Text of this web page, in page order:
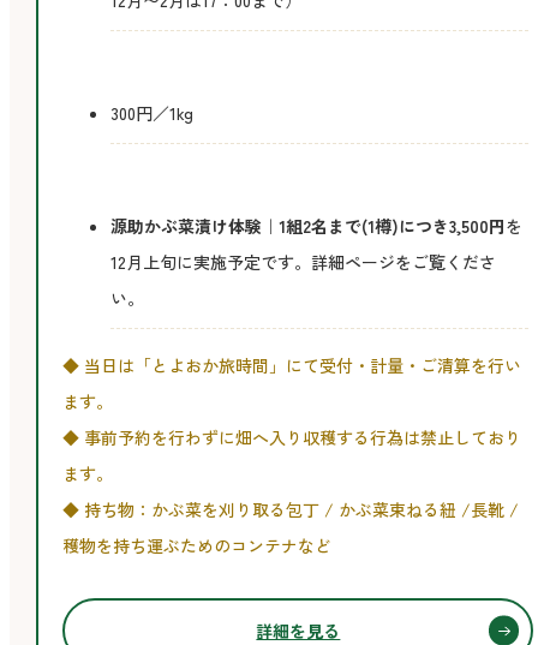
300円／1kg
源助かぶ菜漬け体験｜1組2名まで(1樽)につき3,500円を
12月上旬に実施予定です。詳細ページをご覧くださ
い。
◆ 当日は「とよおか旅時間」にて受付・計量・ご清算を行い
ます。
◆ 事前予約を行わずに畑へ入り収穫する行為は禁止しており
ます。
◆ 持ち物：かぶ菜を刈り取る包丁 / かぶ菜束ねる紐 /長靴 /
穫物を持ち運ぶためのコンテナなど
詳細を見る